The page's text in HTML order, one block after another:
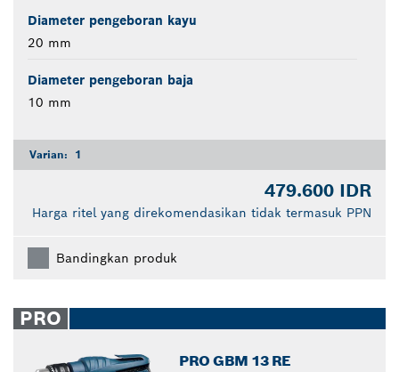
Diameter pengeboran kayu
20 mm
Diameter pengeboran baja
10 mm
Varian: 1
479.600 IDR
Harga ritel yang direkomendasikan tidak termasuk PPN
Bandingkan produk
PRO
PRO GBM 13 RE